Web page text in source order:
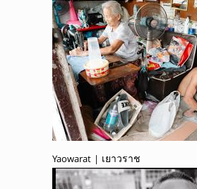
Yaowarat | เยาวราช